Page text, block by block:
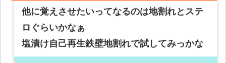
他に覚えさせたいってなるのは地割れとステ
ロぐらいかなぁ
塩漬け自己再生鉄壁地割れで試してみっかな